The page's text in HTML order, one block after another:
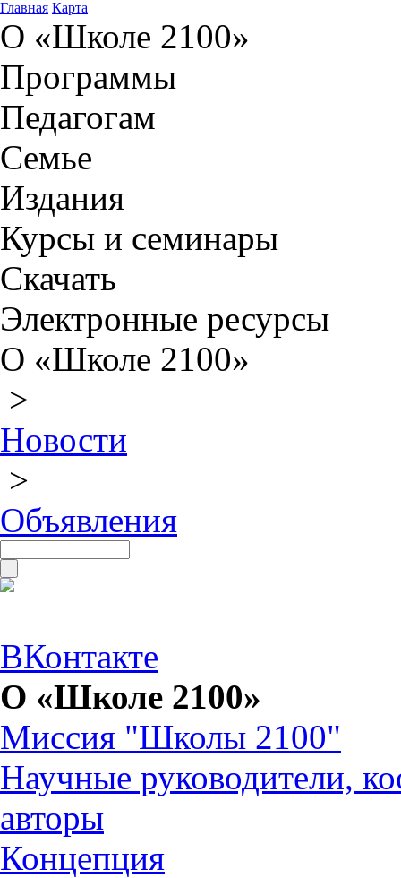
Главная Карта
О «Школе 2100»
Программы
Педагогам
Семье
Издания
Курсы и семинары
Скачать
Электронные ресурсы
О «Школе 2100»
>
Новости
>
Объявления
ВКонтакте
О «Школе 2100»
Миссия "Школы 2100"
Научные руководители,
авторы
Концепция